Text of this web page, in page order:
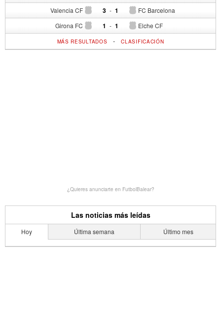
Valencia CF 3 - FC Barcelona
1
Girona FC 1 - Elche CF
1
MÁS RESULTADOS -CLASIFICACIÓN
¿Quieres anunciarte en FutbolBalear?
Las noticias más leídas
Hoy Última semana Último mes